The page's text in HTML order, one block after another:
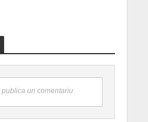
un comentariu